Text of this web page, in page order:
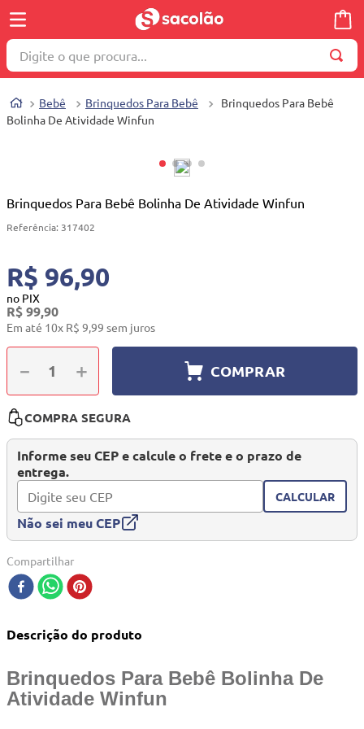
Digite o que procura...
Bebê Brinquedos Para Bebê
Brinquedos Para Bebê
Bolinha De Atividade Winfun
Brinquedos Para Bebê Bolinha De Atividade Winfun
Referência: 317402
R$ 96,90
no PIX
R$99,90
Em até 10x R$ 9,99 sem juros
＋
－ COMPRAR
COMPRA SEGURA
Informe seu CEP e calcule o frete e o prazo de
entrega.
CALCULAR
Não sei meu CEP
Compartilhar
Descrição do produto
Brinquedos Para Bebê Bolinha De
Atividade Winfun
1º
º
4º
toalha
10
quadriciclo